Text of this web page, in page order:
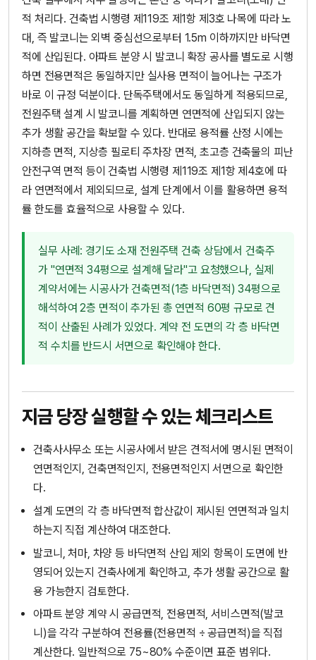
적 처리다. 건축법 시행령 제119조 제1항 제3호 나목에 따라 노
대, 즉 발코니는 외벽 중심선으로부터 1.5m 이하까지만 바닥면
적에 산입된다. 아파트 분양 시 발코니 확장 공사를 별도로 시행
하면 전용면적은 동일하지만 실사용 면적이 늘어나는 구조가
바로 이 규정 덕분이다. 단독주택에서도 동일하게 적용되므로,
전원주택 설계 시 발코니를 계획하면 연면적에 산입되지 않는
추가 생활 공간을 확보할 수 있다. 반대로 용적률 산정 시에는
지하층 면적, 지상층 필로티 주차장 면적, 초고층 건축물의 피난
안전구역 면적 등이 건축법 시행령 제119조 제1항 제4호에 따
라 연면적에서 제외되므로, 설계 단계에서 이를 활용하면 용적
률 한도를 효율적으로 사용할 수 있다.
실무 사례: 경기도 소재 전원주택 건축 상담에서 건축주
가 "연면적 34평으로 설계해 달라"고 요청했으나, 실제
계약서에는 시공사가 건축면적(1층 바닥면적) 34평으로
해석하여 2층 면적이 추가된 총 연면적 60평 규모로 견
적이 산출된 사례가 있었다. 계약 전 도면의 각 층 바닥면
적 수치를 반드시 서면으로 확인해야 한다.
지금 당장 실행할 수 있는 체크리스트
건축사사무소 또는 시공사에서 받은 견적서에 명시된 면적이
연면적인지, 건축면적인지, 전용면적인지 서면으로 확인한
다.
설계 도면의 각 층 바닥면적 합산값이 제시된 연면적과 일치
하는지 직접 계산하여 대조한다.
발코니, 처마, 차양 등 바닥면적 산입 제외 항목이 도면에 반
영되어 있는지 건축사에게 확인하고, 추가 생활 공간으로 활
용 가능한지 검토한다.
아파트 분양 계약 시 공급면적, 전용면적, 서비스면적(발코
니)을 각각 구분하여 전용률(전용면적 ÷ 공급면적)을 직접
계산한다. 일반적으로 75~80% 수준이면 표준 범위다.